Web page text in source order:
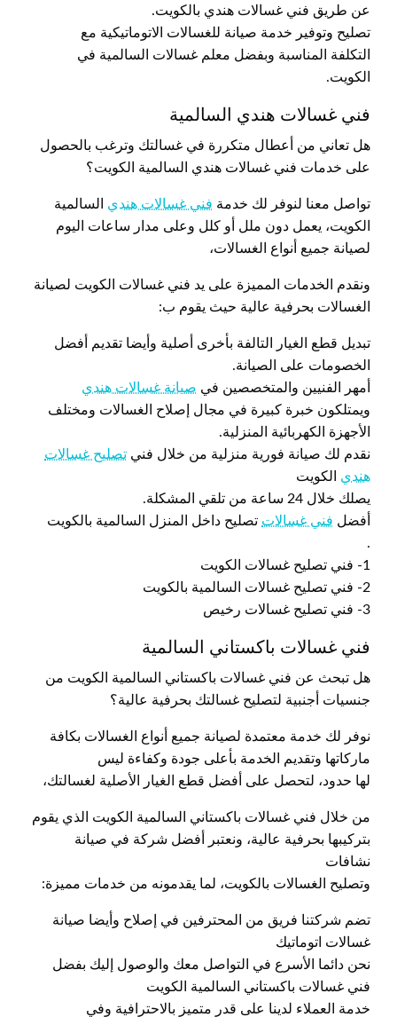
عن طريق فني غسالات هندي بالكويت.
تصليح وتوفير خدمة صيانة للغسالات الاتوماتيكية مع
التكلفة المناسبة وبفضل معلم غسالات السالمية في
الكويت.
فني غسالات هندي السالمية
هل تعاني من أعطال متكررة في غسالتك وترغب بالحصول
على خدمات فني غسالات هندي السالمية الكويت؟
تواصل معنا لنوفر لك خدمة فني غسالات هندي السالمية
الكويت، يعمل دون ملل أو كلل وعلى مدار ساعات اليوم
لصيانة جميع أنواع الغسالات،
ونقدم الخدمات المميزة على يد فني غسالات الكويت لصيانة
الغسالات بحرفية عالية حيث يقوم ب:
تبديل قطع الغيار التالفة بأخرى أصلية وأيضا تقديم أفضل
الخصومات على الصيانة.
أمهر الفنيين والمتخصصين في صيانة غسالات هندي
ويمتلكون خبرة كبيرة في مجال إصلاح الغسالات ومختلف
الأجهزة الكهربائية المنزلية.
نقدم لك صيانة فورية منزلية من خلال فني تصليح غسالات
هندي الكويت
يصلك خلال 24 ساعة من تلقي المشكلة.
أفضل فني غسالات تصليح داخل المنزل السالمية بالكويت
.
1- فني تصليح غسالات الكويت
2- فني تصليح غسالات السالمية بالكويت
3- فني تصليح غسالات رخيص
فني غسالات باكستاني السالمية
هل تبحث عن فني غسالات باكستاني السالمية الكويت من
جنسيات أجنبية لتصليح غسالتك بحرفية عالية؟
نوفر لك خدمة معتمدة لصيانة جميع أنواع الغسالات بكافة
ماركاتها وتقديم الخدمة بأعلى جودة وكفاءة ليس
لها حدود، لتحصل على أفضل قطع الغيار الأصلية لغسالتك،
من خلال فني غسالات باكستاني السالمية الكويت الذي يقوم
بتركيبها بحرفية عالية، ونعتبر أفضل شركة في صيانة
نشافات
وتصليح الغسالات بالكويت، لما يقدمونه من خدمات مميزة:
تضم شركتنا فريق من المحترفين في إصلاح وأيضا صيانة
غسالات اتوماتيك
نحن دائما الأسرع في التواصل معك والوصول إليك بفضل
فني غسالات باكستاني السالمية الكويت
خدمة العملاء لدينا على قدر متميز بالاحترافية وفي